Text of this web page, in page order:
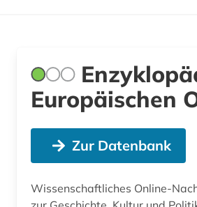
Europäischen
Zur Datenbank
Wissenschaftliches Online-